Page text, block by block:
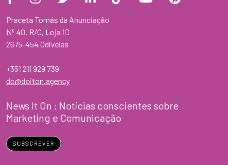
Praceta Tomás da Anunciação
Nº 40, R/C, Loja 1D
2675-454 Odivelas
+351 211 929 739
do@doiton.agency
News It On : Notícias conscientes sobre
Marketing e Comunicação
SUBSCREVER